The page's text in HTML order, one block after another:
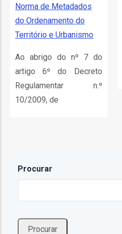
Norma de Metadados
do Ordenamento do
Território e Urbanismo
Ao abrigo do nº 7 do
artigo 6º do Decreto
Regulamentar n.º
10/2009, de
Procurar